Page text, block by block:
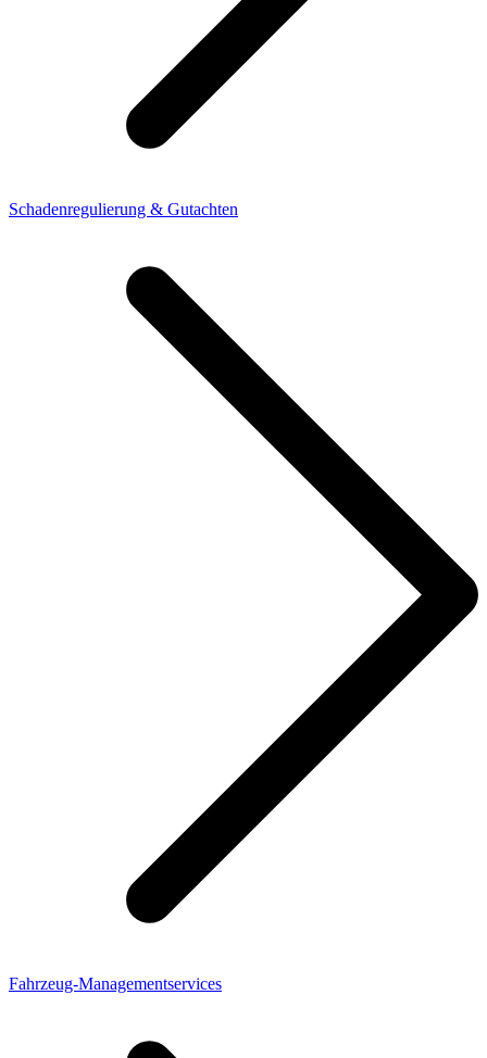
Schadenregulierung & Gutachten
Fahrzeug-Managementservices